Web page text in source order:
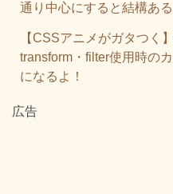
通り中心にすると結構ある
【CSSアニメがガタつく
transform・filter使用時の
になるよ！
広告